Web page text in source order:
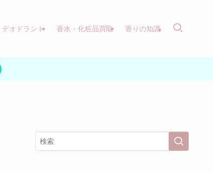
デオドラント 香水・化粧品買取 香りの知識